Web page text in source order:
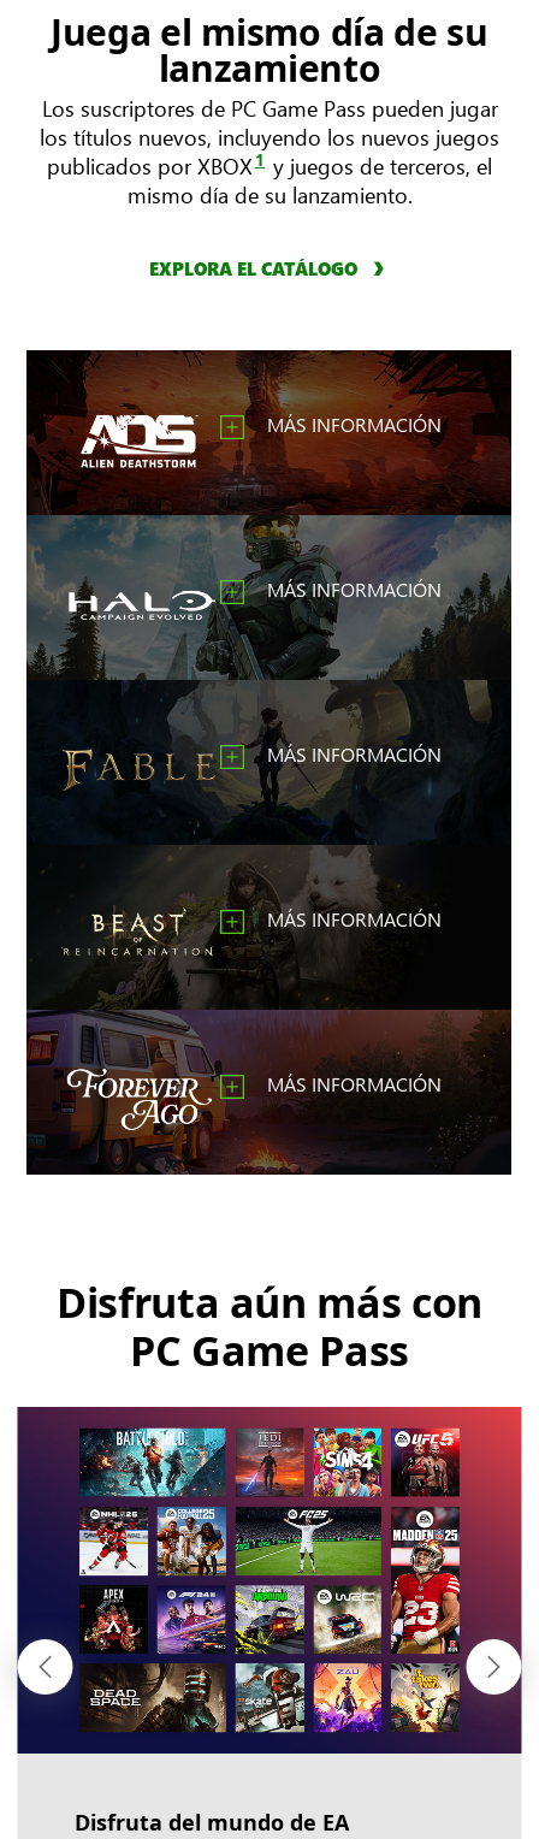
Juega el mismo día de su
lanzamiento
Los suscriptores de PC Game Pass pueden jugar
los títulos nuevos, incluyendo los nuevos juegos
publicados por XBOX1 y juegos de terceros, el
mismo día de su lanzamiento.
EXPLORA EL CATÁLOGO
MÁS INFORMACIÓN
MÁS INFORMACIÓN
MÁS INFORMACIÓN
MÁS INFORMACIÓN
MÁS INFORMACIÓN
Disfruta aún más con
PC Game Pass
Disfruta del mundo de EA
Ventajas en el juego
Riot Games